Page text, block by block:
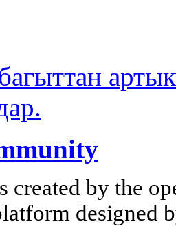
created by the
designed